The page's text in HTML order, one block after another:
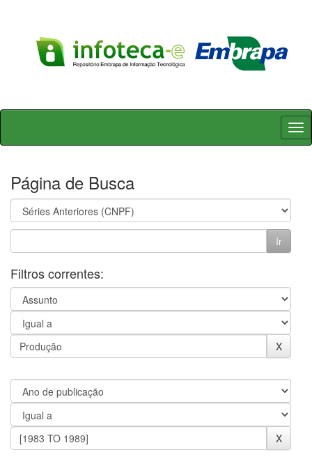
Skip
Página de Busca
Filtros correntes: